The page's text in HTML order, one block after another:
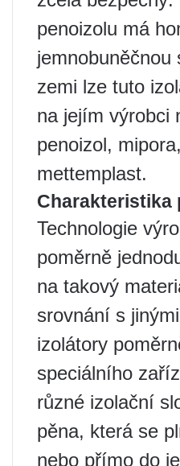
penoizolu má
zemi lze tuto
na jejím výrobci
penoizol,
mettemplast.
Charakteristika
Technologie
poměrně
na takový
srovnání s
izolátory
speciálního
různé izolační
pěna, která se
nebo přímo do